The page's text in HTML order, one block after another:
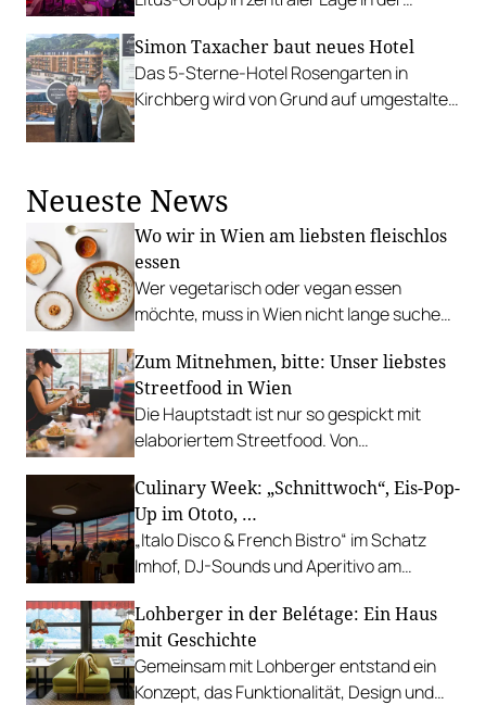
Simon Taxacher baut neues Hotel
Das 5-Sterne-Hotel Rosengarten in
Kirchberg wird von Grund auf umgestaltet
Neueste News
Wo wir in Wien am liebsten fleischlos
essen
Wer vegetarisch oder vegan essen
möchte, muss in Wien nicht lange suchen.
besonders.
Zum Mitnehmen, bitte: Unser liebstes
Streetfood in Wien
Die Hauptstadt ist nur so gespickt mit
elaboriertem Streetfood. Von
Tacos bis hin zu syrischer Marktküche.
Culinary Week: „Schnittwoch“, Eis-Pop-
Up im Ototo, …
„Italo Disco & French Bistro“ im Schatz
Imhof, DJ-Sounds und Aperitivo am
Palme, „Fridays for Furmint“ u. v. m.
Lohberger in der Belétage: Ein Haus
mit Geschichte
Gemeinsam mit Lohberger entstand ein
Konzept, das Funktionalität, Design und